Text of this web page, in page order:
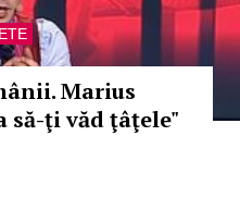
Marius
să-ţi văd ţâţele"